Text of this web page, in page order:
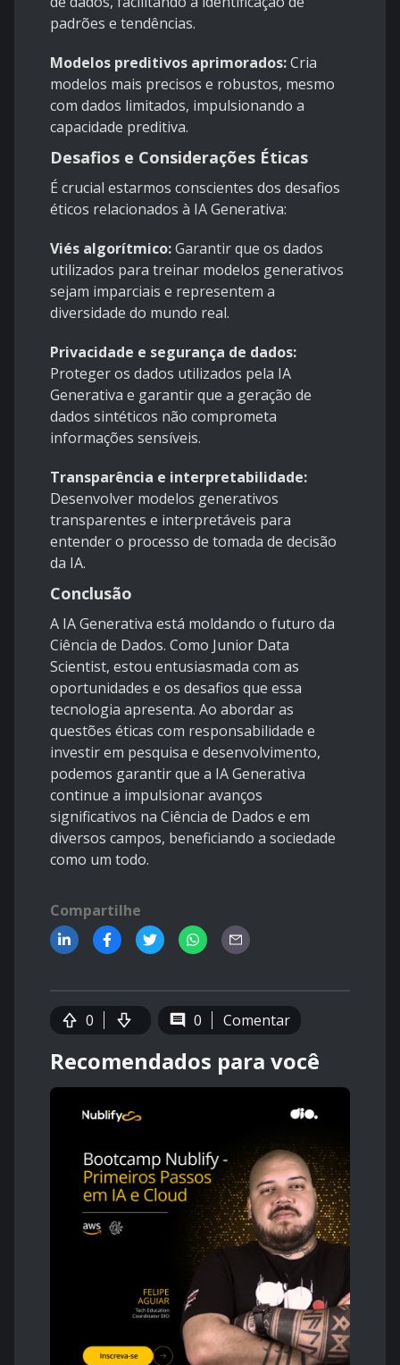
padrões e tendências.
Modelos preditivos aprimorados:Cria
modelos mais precisos e robustos, mesmo
com dados limitados, impulsionando a
capacidade preditiva.
Desafios e Considerações Éticas
É crucial estarmos conscientes dos desafios
éticos relacionados à IA Generativa:
Viés algorítmico:Garantir que os dados
utilizados para treinar modelos generativos
sejam imparciais e representem a
diversidade do mundo real.
Privacidade e segurança de dados:
Proteger os dados utilizados pela IA
Generativa e garantir que a geração de
dados sintéticos não comprometa
informações sensíveis.
Transparência e interpretabilidade:
Desenvolver modelos generativos
transparentes e interpretáveis para
entender o processo de tomada de decisão
da IA.
Conclusão
A IA Generativa está moldando o futuro da
Ciência de Dados. Como Junior Data
Scientist, estou entusiasmada com as
oportunidades e os desafios que essa
tecnologia apresenta. Ao abordar as
questões éticas com responsabilidade e
investir em pesquisa e desenvolvimento,
podemos garantir que a IA Generativa
continue a impulsionar avanços
significativos na Ciência de Dados e em
diversos campos, beneficiando a sociedade
como um todo.
Compartilhe
0 0 Comentar
Recomendados para você